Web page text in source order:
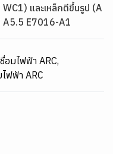
และเหล็กตีขึ้นรูป (A
A5.5 E7016-A1
อมไฟฟ้า ARC,
ฟฟ้า ARC